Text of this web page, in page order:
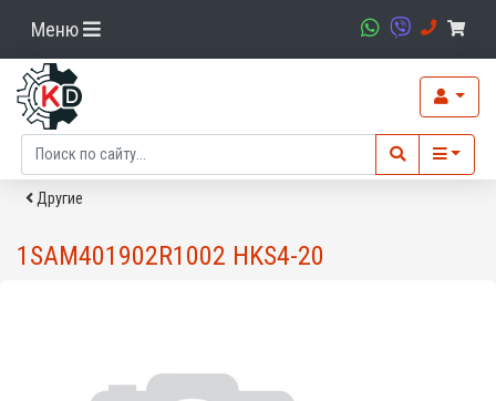
Меню
Другие
1SAM401902R1002 HKS4-20